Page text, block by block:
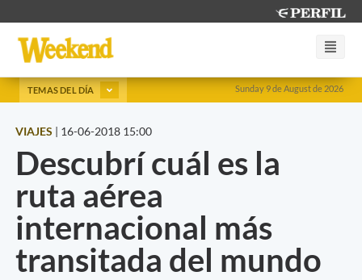
Sunday 9 de August de 2026
TEMAS DEL DÍA
VIAJES | 16-06-2018 15:00
Descubrí cuál es la
ruta aérea
internacional más
transitada del mundo